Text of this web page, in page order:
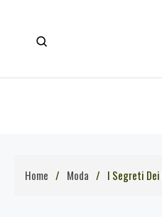
Home Moda I Segreti